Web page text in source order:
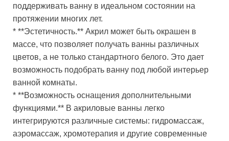
поддерживать ванну в идеальном состоянии на
протяжении многих лет.
* **Эстетичность.** Акрил может быть окрашен в
массе, что позволяет получать ванны различных
цветов, а не только стандартного белого. Это дает
возможность подобрать ванну под любой интерьер
ванной комнаты.
* **Возможность оснащения дополнительными
функциями.** В акриловые ванны легко
интегрируются различные системы: гидромассаж,
аэромассаж, хромотерапия и другие современные